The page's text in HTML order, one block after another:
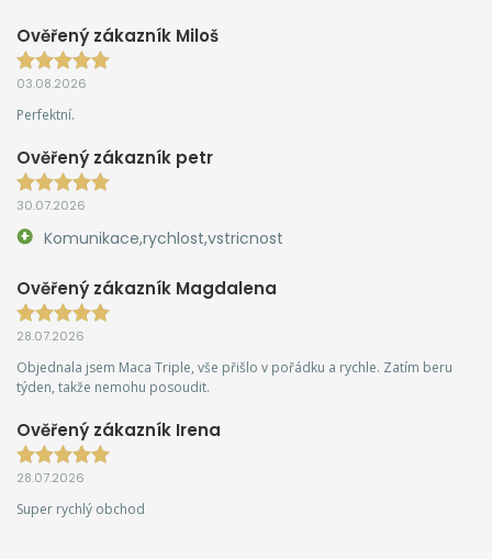
Ověřený zákazník Miloš
03.08.2026
Perfektní.
Ověřený zákazník petr
30.07.2026
Komunikace,rychlost,vstricnost
Ověřený zákazník Magdalena
28.07.2026
Objednala jsem Maca Triple, vše přišlo v pořádku a rychle. Zatím beru
týden, takže nemohu posoudit.
Ověřený zákazník Irena
28.07.2026
Super rychlý obchod